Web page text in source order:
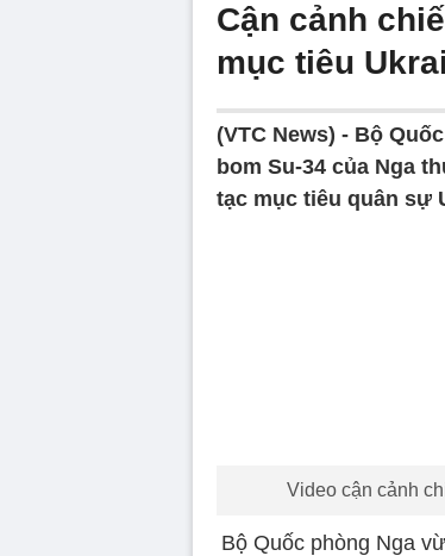
Cận cảnh
mục tiêu
(VTC News) - Bộ
bom Su-34 của Nga
tạc mục tiêu quân sự
Video cận cảnh
Bộ Quốc phòng Nga